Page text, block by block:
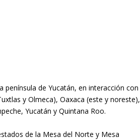
de Yucatán, en interacción con
y Olmeca), Oaxaca (este y noreste),
Yucatán y Quintana Roo.
de la Mesa del Norte y Mesa